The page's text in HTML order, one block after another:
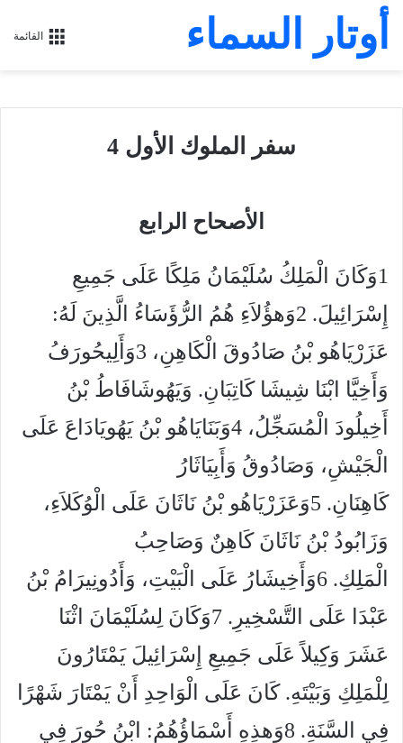
القائمة أوتار السماء
سفر الملوك الأول 4
الأصحاح الرابع
1وَكَانَ الْمَلِكُ سُلَيْمَانُ مَلِكًا عَلَى جَمِيعِ
إِسْرَائِيلَ. 2وَهؤُلاَءِ هُمُ الرُّؤَسَاءُ الَّذِينَ لَهُ:
عَزَرْيَاهُو بْنُ صَادُوقَ الْكَاهِنِ، 3وَأَلِيحُورَفُ
وَأَخِيَّا ابْنَا شِيشَا كَاتِبَانِ. وَيَهُوشَافَاطُ بْنُ
أَخِيلُودَ الْمُسَجِّلُ، 4وَبَنَايَاهُو بْنُ يَهُويَادَاعَ عَلَى
الْجَيْشِ، وَصَادُوقُ وَأَبِيَاثَارُ
كَاهِنَانِ. 5وَعَزَرْيَاهُو بْنُ نَاثَانَ عَلَى الْوُكَلاَءِ،
وَزَابُودُ بْنُ نَاثَانَ كَاهِنٌ وَصَاحِبُ
الْمَلِكِ. 6وَأَخِيشَارُ عَلَى الْبَيْتِ، وَأَدُونِيرَامُ بْنُ
عَبْدَا عَلَى التَّسْخِيرِ. 7وَكَانَ لِسُلَيْمَانَ اثْنَا
عَشَرَ وَكِيلاً عَلَى جَمِيعِ إِسْرَائِيلَ يَمْتَارُونَ
لِلْمَلِكِ وَبَيْتَهِ. كَانَ عَلَى الْوَاحِدِ أَنْ يَمْتَارَ شَهْرًا
فِي السَّنَةِ. 8وَهذِهِ أَسْمَاؤُهُمُ: ابْنُ حُورَ فِي